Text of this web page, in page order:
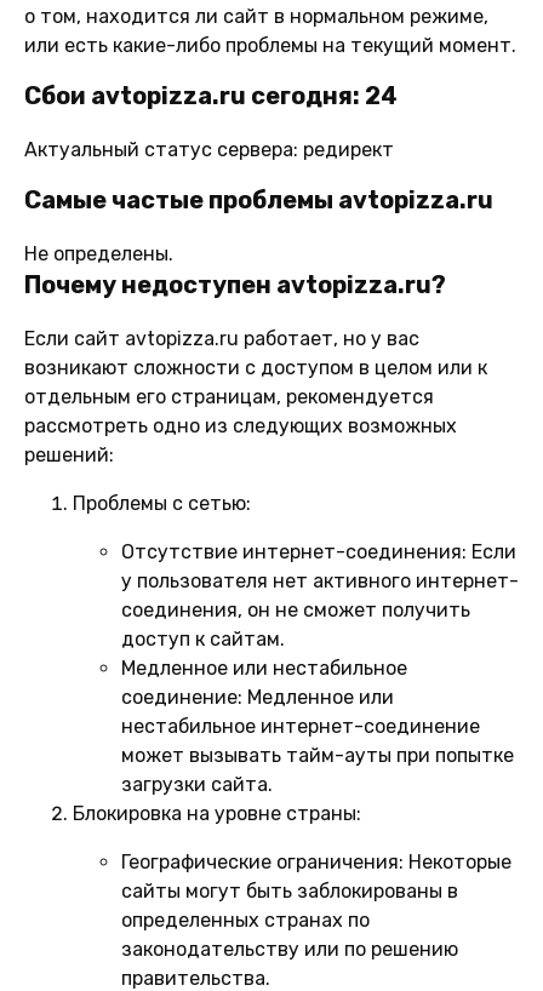
о том, находится ли сайт в нормальном режиме,
или есть какие-либо проблемы на текущий момент.
Сбои avtopizza.ru сегодня: 24
Актуальный статус сервера: редирект
Самые частые проблемы avtopizza.ru
Не определены.
Почему недоступен avtopizza.ru?
Если сайт avtopizza.ru работает, но у вас
возникают сложности с доступом в целом или к
отдельным его страницам, рекомендуется
рассмотреть одно из следующих возможных
решений:
Проблемы с сетью:
Отсутствие интернет-соединения: Если
у пользователя нет активного интернет-
соединения, он не сможет получить
доступ к сайтам.
Медленное или нестабильное
соединение: Медленное или
нестабильное интернет-соединение
может вызывать тайм-ауты при попытке
загрузки сайта.
Блокировка на уровне страны:
Географические ограничения: Некоторые
сайты могут быть заблокированы в
определенных странах по
законодательству или по решению
правительства.